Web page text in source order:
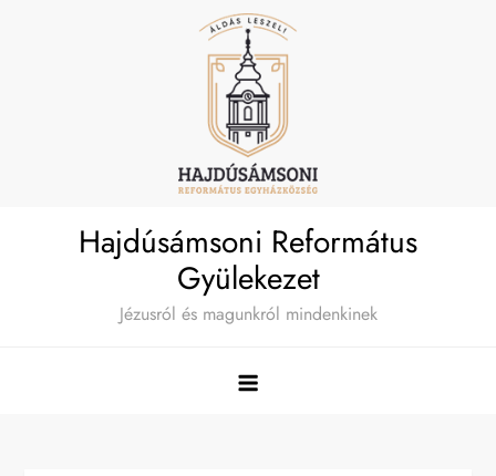
Hajdúsámsoni Református
Gyülekezet
Jézusról és magunkról mindenkinek